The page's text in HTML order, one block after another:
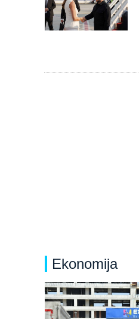
Ekonomija